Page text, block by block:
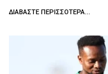
ΔΙΑΒΆΣΤΕ ΠΕΡΙΣΣΌΤΕΡΑ...